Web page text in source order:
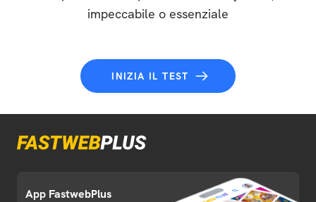
impeccabile o essenziale
INIZIA IL TEST
App FastwebPlus